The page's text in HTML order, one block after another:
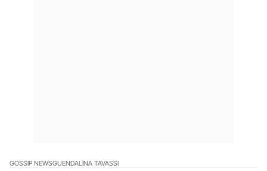
GOSSIP NEWSGUENDALINA TAVASSI